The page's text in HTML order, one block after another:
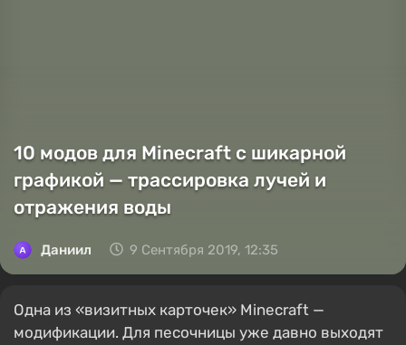
10 модов для Minecraft с шикарной
графикой — трассировка лучей и
отражения воды
Даниил 9 Сентября 2019, 12:35
Одна из «визитных карточек» Minecraft —
модификации. Для песочницы уже давно выходят